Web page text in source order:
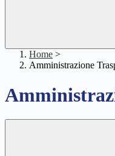
Home >
Amministrazione